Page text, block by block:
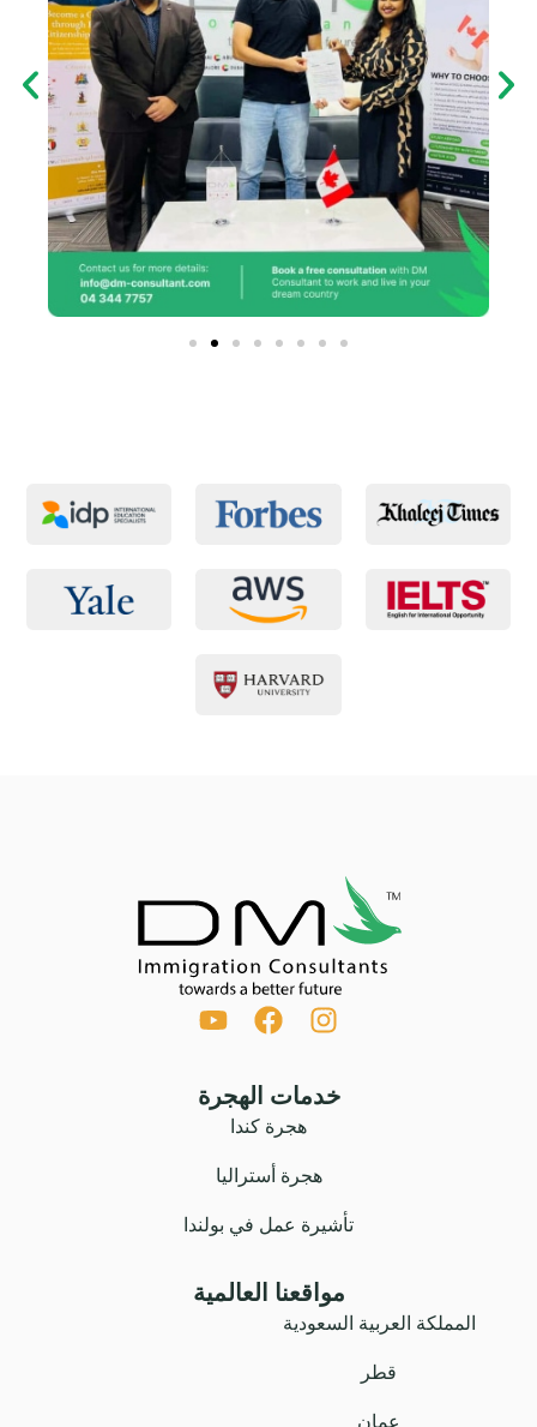
خدمات الهجرة
هجرة كندا
هجرة أستراليا
تأشيرة عمل في بولندا
مواقعنا العالمية
المملكة العربية السعودية
قطر